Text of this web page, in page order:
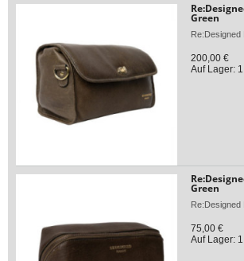
Green
200,00 €
Auf Lager: 1
Green
75,00 €
Auf Lager: 1